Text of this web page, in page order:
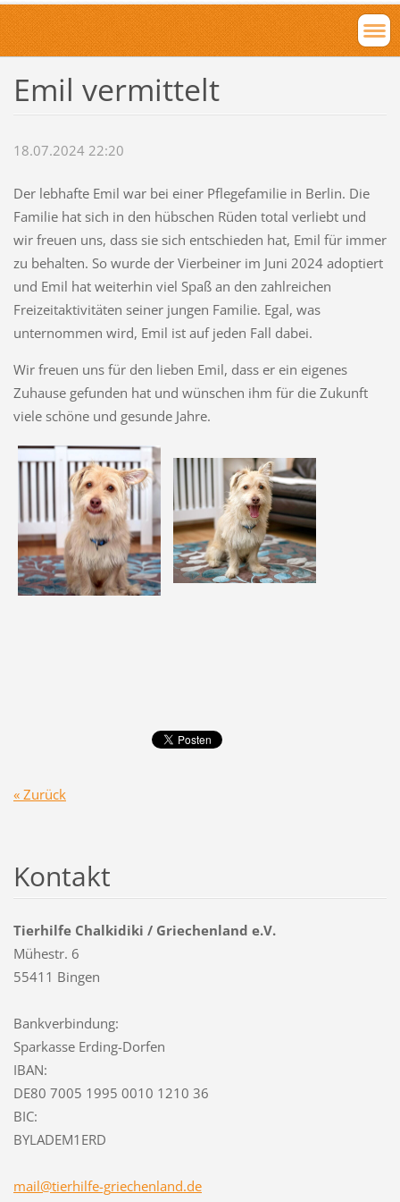
Emil vermittelt
18.07.2024 22:20
Der lebhafte Emil war bei einer Pflegefamilie in Berlin. Die
Familie hat sich in den hübschen Rüden total verliebt und
wir freuen uns, dass sie sich entschieden hat, Emil für immer
zu behalten. So wurde der Vierbeiner im Juni 2024 adoptiert
und Emil hat weiterhin viel Spaß an den zahlreichen
Freizeitaktivitäten seiner jungen Familie. Egal, was
unternommen wird, Emil ist auf jeden Fall dabei.
Wir freuen uns für den lieben Emil, dass er ein eigenes
Zuhause gefunden hat und wünschen ihm für die Zukunft
viele schöne und gesunde Jahre.
« Zurück
Kontakt
Tierhilfe Chalkidiki / Griechenland e.V.
Mühestr. 6
55411 Bingen
Bankverbindung:
Sparkasse Erding-Dorfen
IBAN:
DE80 7005 1995 0010 1210 36
BIC:
BYLADEM1ERD
mail@tierhilfe-griechenland.de